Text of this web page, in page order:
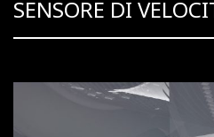
SENSORE DI